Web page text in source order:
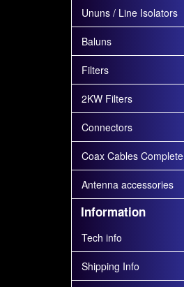
Ununs / Line Isolators
Baluns
Filters
2KW Filters
Connectors
Coax Cables Complete
Antenna accessories
Information
Tech info
Shipping Info